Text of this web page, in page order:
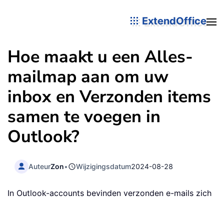
ExtendOffice
Hoe maakt u een Alles-
mailmap aan om uw
inbox en Verzonden items
samen te voegen in
Outlook?
AuteurZon• Wijzigingsdatum2024-08-28
In Outlook-accounts bevinden verzonden e-mails zich